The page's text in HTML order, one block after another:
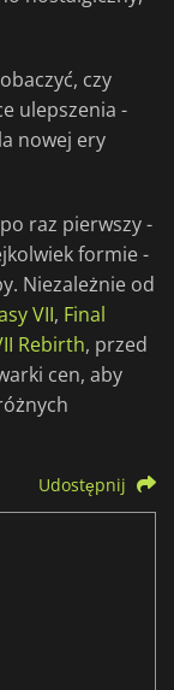
czy
ulepszenia -
nowej ery
raz pierwszy -
formie -
Niezależnie od
VII, Final
Rebirth, przed
cen, aby
Udostępnij